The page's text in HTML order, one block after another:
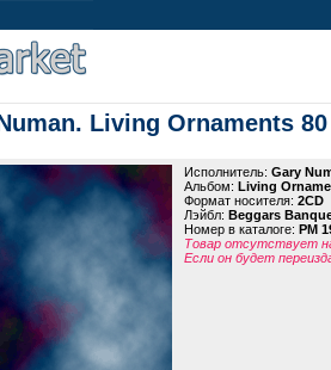
Living Ornaments 80
Исполнитель: Gary
Альбом: Living
Формат носителя: 2CD
Лэйбл: Beggars
Номер в каталоге: PM
Товар отсутствует
Если он будет